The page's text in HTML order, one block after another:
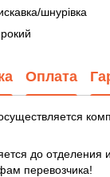
шнурівка
Оплата
до отделения
перевозчика!